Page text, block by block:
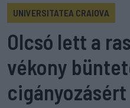
UNIVERSITATEA CRAIOVA
Olcsó lett a
vékony
cigányozásért